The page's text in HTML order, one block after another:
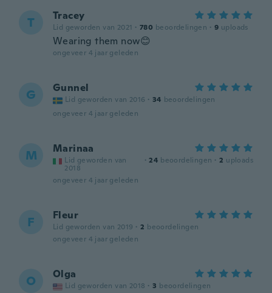
T Tracey
Lid geworden van 2021 · 780 beoordelingen · 9 uploads
Wearing them now😊
ongeveer 4 jaar geleden
G Gunnel
Lid geworden van 2016 · 34 beoordelingen
ongeveer 4 jaar geleden
M Marinaa
Lid geworden van
2018
· 24 beoordelingen · 2 uploads
ongeveer 4 jaar geleden
F Fleur
Lid geworden van 2019 · 2 beoordelingen
ongeveer 4 jaar geleden
O Olga
Lid geworden van 2018 · 3 beoordelingen